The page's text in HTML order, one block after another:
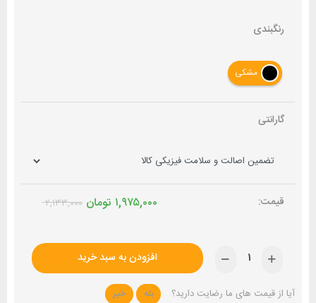
رنگبندی
مشکی
گارانتی
۲,۱۳۳,۰۰۰ تومان ۱,۹۷۵,۰۰۰
افزودن به سبد خرید
آیا از قیمت های ما رضایت دارید؟ بله خیر